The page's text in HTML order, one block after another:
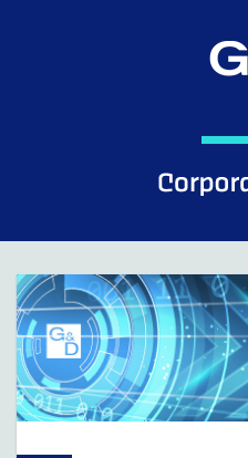
G&D Control what you see.